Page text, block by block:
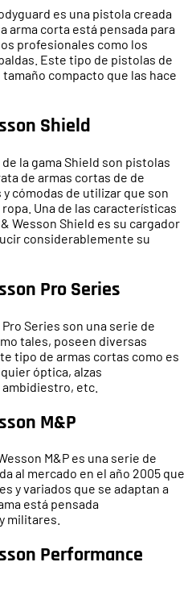
es una pistola creada
arma corta está pensada para
profesionales como los
Este tipo de pistolas de
compacto que las hace
Shield
la gama Shield son pistolas
de armas cortas de de
cómodas de utilizar que son
Una de las características
Wesson Shield es su cargador
considerablemente su
Pro Series
Series son una serie de
tales, poseen diversas
tipo de armas cortas como es
óptica, alzas
etc.
M&P
M&P es una serie de
al mercado en el año 2005 que
y variados que se adaptan a
está pensada
militares.
Performance